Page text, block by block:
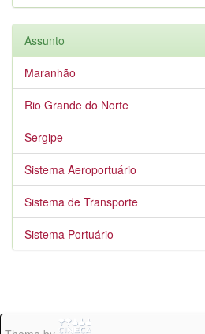
Assunto
Maranhão
Rio Grande do Norte
Sergipe
Sistema Aeroportuário
Sistema de Transporte
Sistema Portuário